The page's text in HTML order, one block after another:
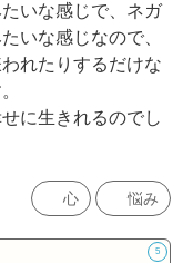
いな感じで、ネガ
いな感じなので、
れたりするだけな
に生きれるのでし
心 悩み
5